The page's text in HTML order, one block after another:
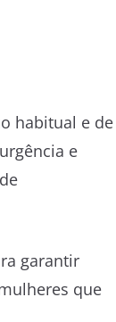
habitual e de
e
garantir
que